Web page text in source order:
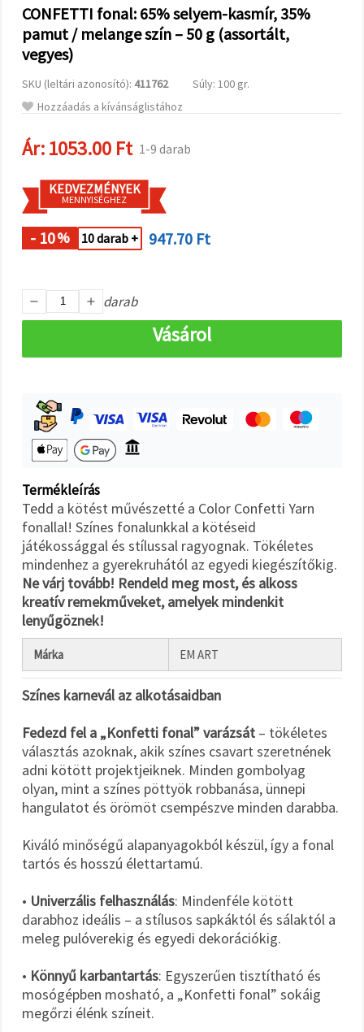
analitikai és
marketingpartnereink
segítségével
Az "Összes
elfogadása"
gombra
kattintva
elfogadhatja
sütit, vagy
megadhatja
preferenciáit
az adott
kiválasztásával
és a
kattintva.
Beállítások
CONFETTI fonal: 65% selyem-kasmír, 35%
pamut / melange szín – 50 g (assortált,
vegyes)
SKU (leltári azonosító): 411762
Súly: 100 gr.
Hozzáadás a kívánságlistához
Ár:1053.00 Ft 1-9 darab
KEDVEZMÉNYEK
MENNYISÉGHEZ
- 10% 10 darab + 947.70 Ft
darab
Vásárol
Termékleírás
Tedd a kötést művészetté a Color Confetti Yarn
fonallal! Színes fonalunkkal a kötéseid
játékossággal és stílussal ragyognak. Tökéletes
mindenhez a gyerekruhától az egyedi kiegészítőkig.
Ne várj tovább! Rendeld meg most, és alkoss
kreatív remekműveket, amelyek mindenkit
lenyűgöznek!
Márka EM ART
Színes karnevál az alkotásaidban
Fedezd fel a „Konfetti fonal” varázsát – tökéletes
választás azoknak, akik színes csavart szeretnének
adni kötött projektjeiknek. Minden gombolyag
olyan, mint a színes pöttyök robbanása, ünnepi
hangulatot és örömöt csempészve minden darabba.
Kiváló minőségű alapanyagokból készül, így a fonal
tartós és hosszú élettartamú.
• Univerzális felhasználás: Mindenféle kötött
darabhoz ideális – a stílusos sapkáktól és sálaktól a
meleg pulóverekig és egyedi dekorációkig.
• Könnyű karbantartás: Egyszerűen tisztítható és
mosógépben mosható, a „Konfetti fonal” sokáig
megőrzi élénk színeit.